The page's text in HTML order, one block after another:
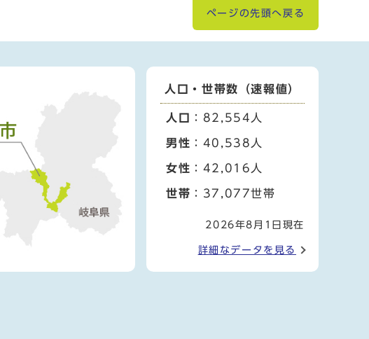
ページの先頭へ戻る
人口・世帯数（速報値）
人口 ：82,554人
男性 ：40,538人
女性 ：42,016人
世帯 ：37,077世帯
2026年8月1日現在
詳細なデータを見る